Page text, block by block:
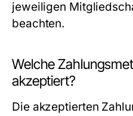
jeweiligen
beachten.
Welche
akzeptiert?
Die akzeptierten